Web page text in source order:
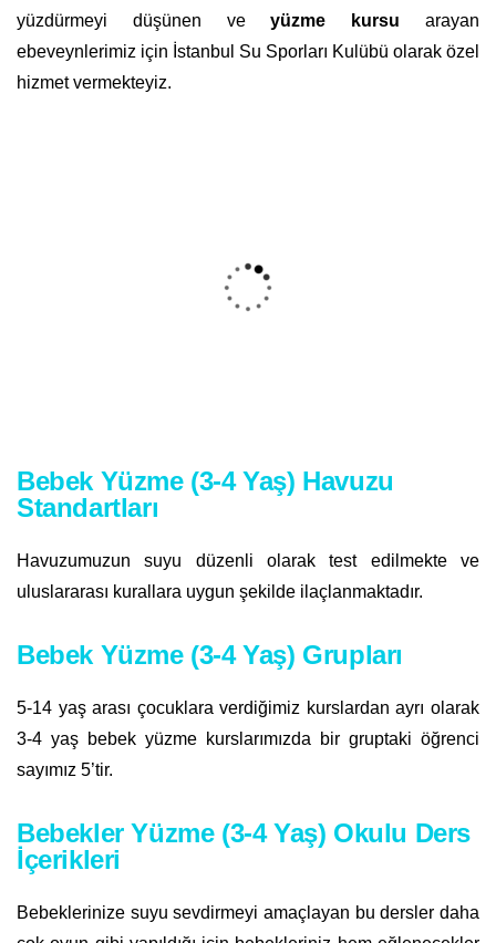
yüzdürmeyi düşünen veyüzme kursu arayan
ebeveynlerimiz için İstanbul Su Sporları Kulübü olarak özel
hizmet vermekteyiz.
Bebek Yüzme (3-4 Yaş) Havuzu
Standartları
Havuzumuzun suyu düzenli olarak test edilmekte ve
uluslararası kurallara uygun şekilde ilaçlanmaktadır.
Bebek Yüzme (3-4 Yaş) Grupları
5-14 yaş arası çocuklara verdiğimiz kurslardan ayrı olarak
3-4 yaş bebek yüzme kurslarımızda bir gruptaki öğrenci
sayımız 5’tir.
Bebekler Yüzme (3-4 Yaş) Okulu Ders
İçerikleri
Bebeklerinize suyu sevdirmeyi amaçlayan bu dersler daha